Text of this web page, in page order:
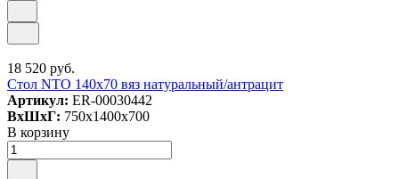
18 520 руб.
Стол NTO 140x70 вяз натуральный/антрацит
Артикул: ER-00030442
ВxШxГ: 750x1400x700
В корзину